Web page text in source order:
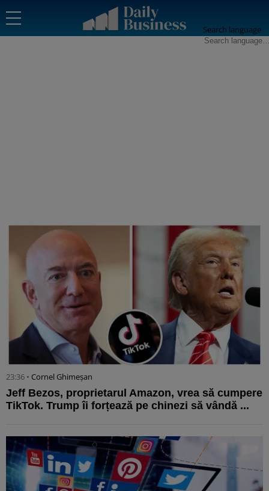
Search language
23:36 • Cornel Ghimeșan
Jeff Bezos, proprietarul Amazon, vrea să cumpere
TikTok. Trump îi forțează pe chinezi să vândă ...